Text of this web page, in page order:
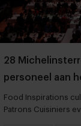
28
personeel aan
chef's table
Food Inspirations
Patrons Cuisiniers